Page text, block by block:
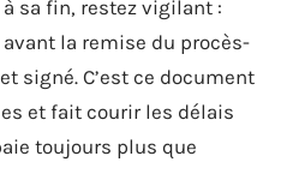
sa fin, restez vigilant :
la remise du procès-
signé. C’est ce document
et fait courir les délais
toujours plus que